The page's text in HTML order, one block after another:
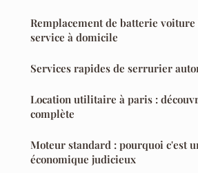
Remplacement de batterie
service à domicile
Services rapides de serrurier
Location utilitaire à paris :
complète
Moteur standard : pourquoi c'est
économique judicieux